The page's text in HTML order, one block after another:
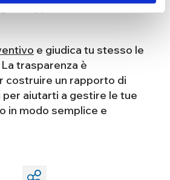
applicati durante il
e giudica tu stesso le
trasparenza è
costruire un rapporto di
per aiutarti a gestire le tue
in modo semplice e